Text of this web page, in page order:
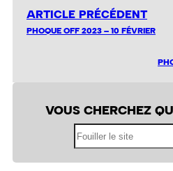
ARTICLE PRÉCÉDENT
PHOQUE OFF 2023 – 10 FÉVRIER
VOUS CHERCHEZ